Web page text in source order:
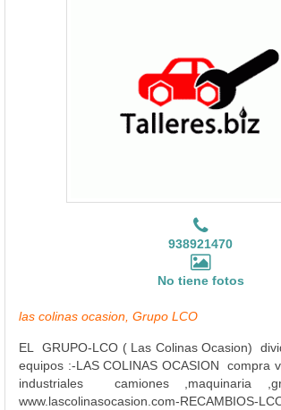
938921470
No tiene fotos
las colinas ocasion, Grupo LCO
EL GRUPO-LCO ( Las Colinas Ocasion)
equipos :-LAS COLINAS OCASION compra
industriales camiones ,maquinaria
www.lascolinasocasion.com-